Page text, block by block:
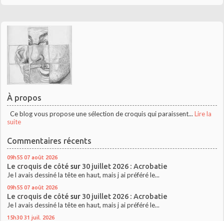
À propos
Ce blog vous propose une sélection de croquis qui paraissent... Lire la
suite
Commentaires récents
09h55 07 août 2026
Le croquis de côté sur 30 juillet 2026 : Acrobatie
Je l avais dessiné la tête en haut, mais j ai préféré le...
09h55 07 août 2026
Le croquis de côté sur 30 juillet 2026 : Acrobatie
Je l avais dessiné la tête en haut, mais j ai préféré le...
15h30 31 juil. 2026